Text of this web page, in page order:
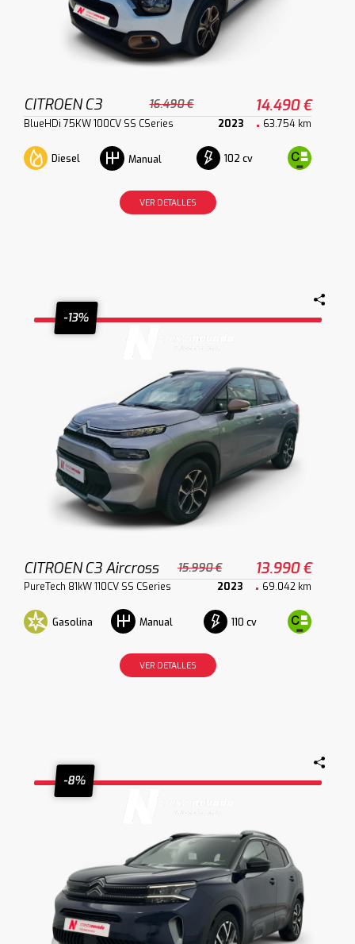
CITROEN C3 16.490 € 14.490 €
BlueHDi 75KW 100CV SS CSeries 2023 63.754 km
Diesel Manual 102 cv
VER DETALLES
-13%
CITROEN C3 Aircross 15.990 € 13.990 €
PureTech 81kW 110CV SS CSeries 2023 69.042 km
Gasolina Manual 110 cv
VER DETALLES
-8%